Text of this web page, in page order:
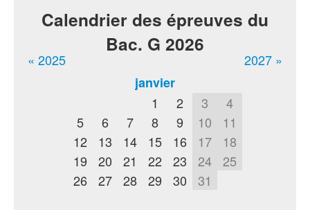
Calendrier des épreuves du
Bac. G 2026
« 2025
2027 »
janvier
1
2 3
4
5
6 7 8 9 10
11
12
13 14 15 16 17
18
19
20 21 22 23 24
25
26
27 28 29 30 31